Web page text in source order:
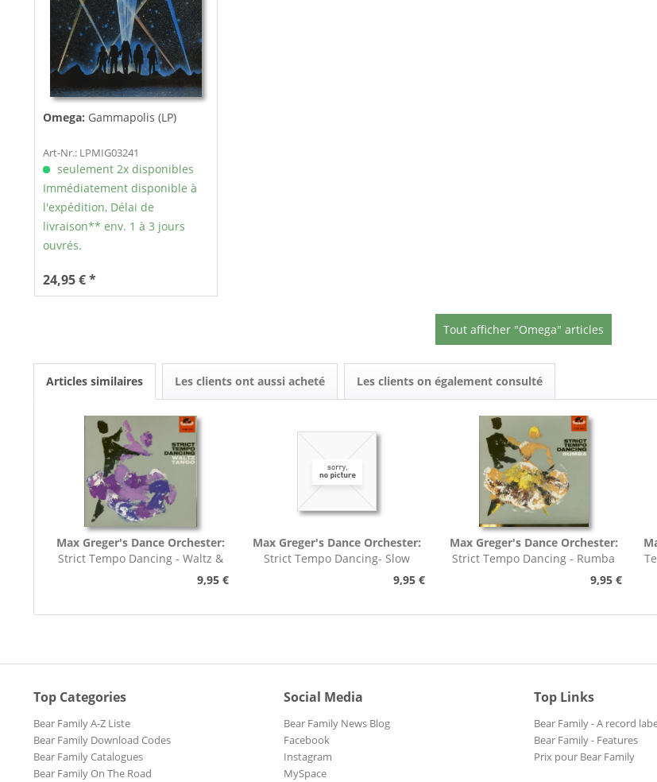
Omega: Gammapolis (LP)
Art-Nr.: LPMIG03241
seulement 2x disponibles
Immédiatement disponible à
l'expédition, Délai de
livraison** env. 1 à 3 jours
ouvrés.
24,95 € *
Tout afficher "Omega" articles
Articles similaires Les clients ont aussi acheté Les clients on également consulté
Max Greger's Dance Orchester:
Strict Tempo Dancing - Waltz &
9,95 €
Max Greger's Dance Orchester:
Strict Tempo Dancing- Slow
9,95 €
Max Greger's Dance Orchester:
Strict Tempo Dancing - Rumba
9,95 €
Top Categories
Bear Family A-Z Liste
Bear Family Download Codes
Bear Family Catalogues
Bear Family On The Road
Social Media
Bear Family News Blog
Facebook
Instagram
MySpace
Top Links
Bear Family - A record
Bear Family - Features
Prix pour Bear Family